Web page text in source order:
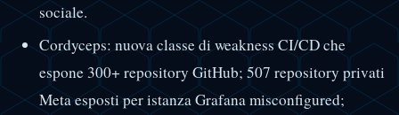
sociale.
Cordyceps: nuova classe di weakness CI/CD che
espone 300+ repository GitHub; 507 repository privati
Meta esposti per istanza Grafana misconfigured;